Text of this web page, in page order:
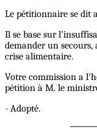
Le pétitionnaire se dit
Il se base sur
demander un
crise alimentaire.
Votre commission a
pétition à M. le
- Adopté.